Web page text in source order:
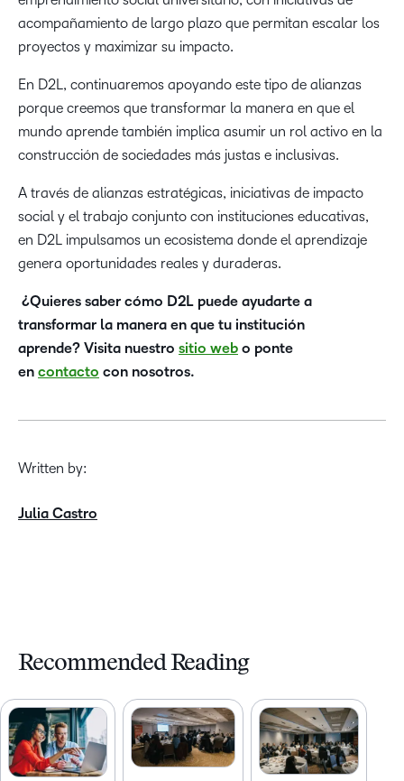
acompañamiento de largo plazo que permitan escalar los
proyectos y maximizar su impacto.
En D2L, continuaremos apoyando este tipo de alianzas
porque creemos que transformar la manera en que el
mundo aprende también implica asumir un rol activo en la
construcción de sociedades más justas e inclusivas.
A través de alianzas estratégicas, iniciativas de impacto
social y el trabajo conjunto con instituciones educativas,
en D2L impulsamos un ecosistema donde el aprendizaje
genera oportunidades reales y duraderas.
¿Quieres saber cómo D2L puede ayudarte a
transformar la manera en que tu institución
aprende? Visita nuestro sitio web o ponte
en contacto con nosotros.
Written by:
Julia Castro
Recommended Reading